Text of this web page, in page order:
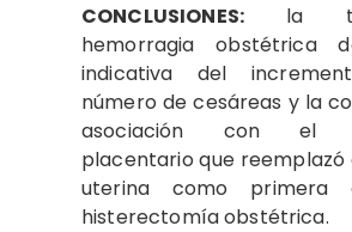
CONCLUSIONES:la
hemorragia obstétrica
indicativa del
número de cesáreas y la
asociación con el
placentario que
uterina como primera
histerectomía obstétrica.